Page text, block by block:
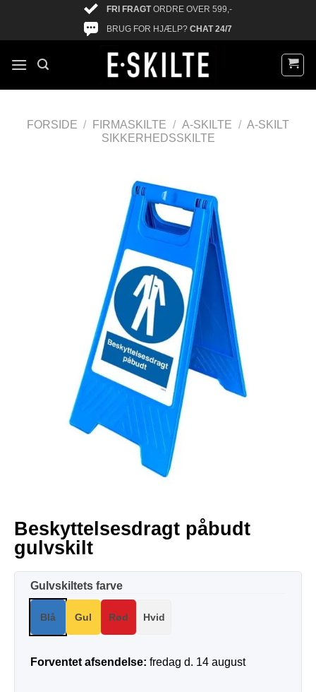
FRI FRAGTORDRE OVER 599,-
BRUG FOR HJÆLP? CHAT 24/7
FORSIDE / FIRMASKILTE / A-SKILTE / A-SKILT
SIKKERHEDSSKILTE
Beskyttelsesdragt påbudt
gulvskilt
Gulvskiltets farve
Blå Gul Rød Hvid
Forventet afsendelse: fredag d. 14 august